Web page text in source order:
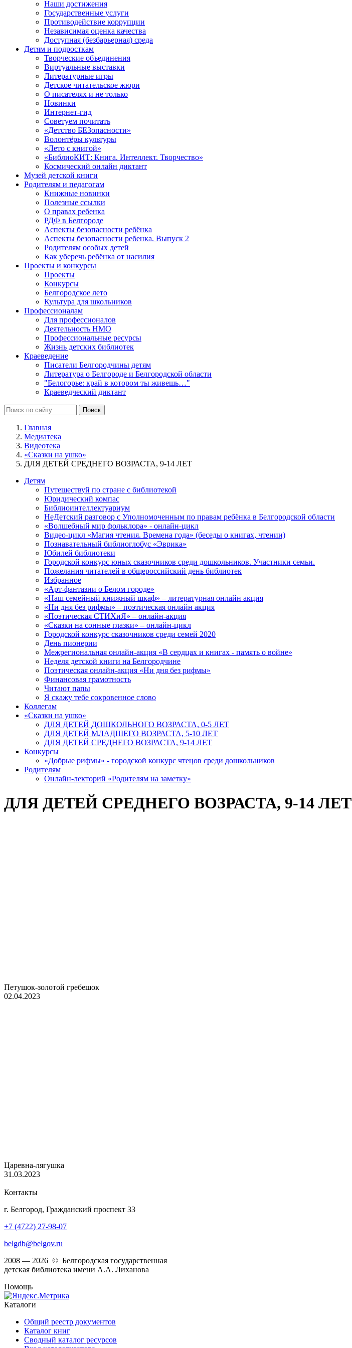
Наши достижения
Государственные услуги
Противодействие коррупции
Независимая оценка качества
Доступная (безбарьерная) среда
Детям и подросткам
Творческие объединения
Виртуальные выставки
Литературные игры
Детское читательское жюри
О писателях и не только
Новинки
Интернет-гид
Советуем почитать
«Детство БЕЗопасности»
Волонтёры культуры
«Лето с книгой»
«БиблиоКИТ: Книга. Интеллект. Творчество»
Космический онлайн диктант
Музей детской книги
Родителям и педагогам
Книжные новинки
Полезные ссылки
О правах ребенка
РДФ в Белгороде
Аспекты безопасности ребёнка
Аспекты безопасности ребенка. Выпуск 2
Родителям особых детей
Как уберечь ребёнка от насилия
Проекты и конкурсы
Проекты
Конкурсы
Белгородское лето
Культура для школьников
Профессионалам
Для профессионалов
Деятельность НМО
Профессиональные ресурсы
Жизнь детских библиотек
Краеведение
Писатели Белгородчины детям
Литература о Белгороде и Белгородской области
"Белогорье: край в котором ты живешь…"
Краеведческий диктант
Главная
Медиатека
Видеотека
«Сказки на ушко»
ДЛЯ ДЕТЕЙ СРЕДНЕГО ВОЗРАСТА, 9-14 ЛЕТ
Детям
Путешествуй по стране с библиотекой
Юридический компас
Библиоинтеллектуариум
НеДетский разговор с Уполномоченным по правам ребёнка в Белгородской области
«Волшебный мир фольклора» - онлайн-цикл
Видео-цикл «Магия чтения. Времена года» (беседы о книгах, чтении)
Познавательный библиоглобус «Эврика»
Юбилей библиотеки
Городской конкурс юных сказочников среди дошкольников. Участники семьи.
Пожелания читателей в общероссийский день библиотек
Избранное
«Арт-фантазии о Белом городе»
«Наш семейный книжный шкаф» – литературная онлайн акция
«Ни дня без рифмы» – поэтическая онлайн акция
«Поэтическая СТИХиЯ» – онлайн-акция
«Сказки на сонные глазки» – онлайн-цикл
Городской конкурс сказочников среди семей 2020
День пионерии
Межрегиональная онлайн-акция «В сердцах и книгах - память о войне»
Неделя детской книги на Белгородчине
Поэтическая онлайн-акция «Ни дня без рифмы»
Финансовая грамотность
Читают папы
Я скажу тебе сокровенное слово
Коллегам
«Сказки на ушко»
ДЛЯ ДЕТЕЙ ДОШКОЛЬНОГО ВОЗРАСТА, 0-5 ЛЕТ
ДЛЯ ДЕТЕЙ МЛАДШЕГО ВОЗРАСТА, 5-10 ЛЕТ
ДЛЯ ДЕТЕЙ СРЕДНЕГО ВОЗРАСТА, 9-14 ЛЕТ
Конкурсы
«Добрые рифмы» - городской конкурс чтецов среди дошкольников
Родителям
Онлайн-лекторий «Родителям на заметку»
ДЛЯ ДЕТЕЙ СРЕДНЕГО ВОЗРАСТА, 9-14 ЛЕТ
Петушок-золотой гребешок
02.04.2023
Царевна-лягушка
31.03.2023
Контакты
г. Белгород, Гражданский проспект 33
+7 (4722) 27-98-07
belgdb@belgov.ru
2008 — 2026 © Белгородская государственная
детская библиотека имени А.А. Лиханова
Помощь
Каталоги
Общий реестр документов
Каталог книг
Сводный каталог ресурсов